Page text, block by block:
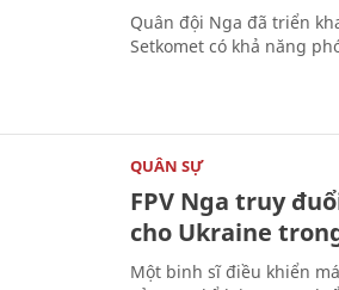
Quân đội Nga đã triển
Setkomet có khả năng
QUÂN SỰ
FPV Nga truy
cho Ukraine
Một binh sĩ điều khiển